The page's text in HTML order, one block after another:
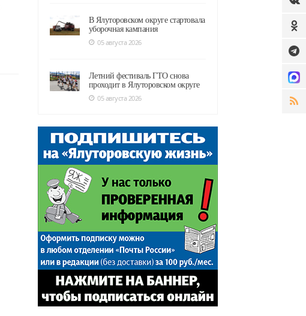
В Ялуторовском округе стартовала
уборочная кампания
05 августа 2026
Летний фестиваль ГТО снова
проходит в Ялуторовском округе
05 августа 2026